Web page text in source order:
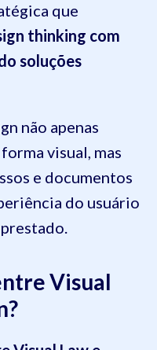
que
thinking com
soluções
não apenas
visual, mas
e documentos
do usuário
Visual